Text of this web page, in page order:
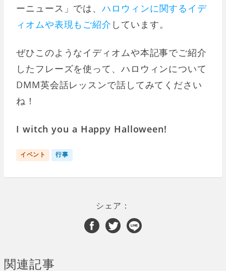
ーニュース」では、ハロウィンに関するイデ
ィオムや表現もご紹介 しています。
ぜひこのようなイディオムや本記事でご紹介
したフレーズを使って、ハロウィンについて
DMM英会話レッスンで話してみてください
ね！
I witch you a Happy Halloween!
イベント 行事
シェア：
関連記事